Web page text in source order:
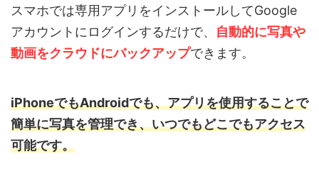
スマホでは専用アプリをインストールしてGoogle
アカウントにログインするだけで、 自動的に写真や
動画をクラウドにバックアップできます。
iPhoneでもAndroidでも、アプリを使用することで
簡単に写真を管理でき、いつでもどこでもアクセス
可能です。